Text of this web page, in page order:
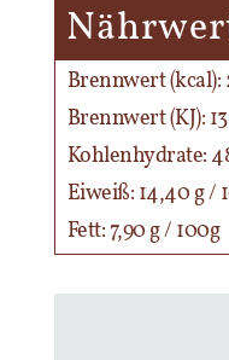
Brennwert (kcal):
Brennwert (KJ):
Kohlenhydrate:
Eiweiß: 14,40 g /
Fett: 7,90 g / 100g